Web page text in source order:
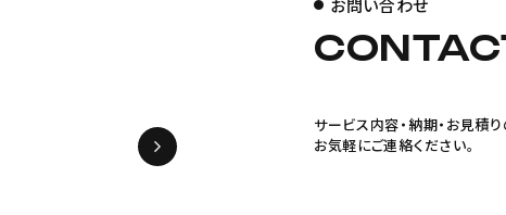
お問い合わせ
サービス内容・納期・お見積り
お気軽にご連絡ください。